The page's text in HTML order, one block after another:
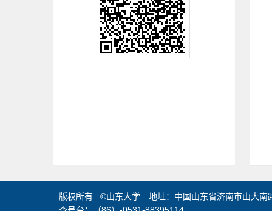
版权所有 ©山东大学 地址：中国山东省济南市山大